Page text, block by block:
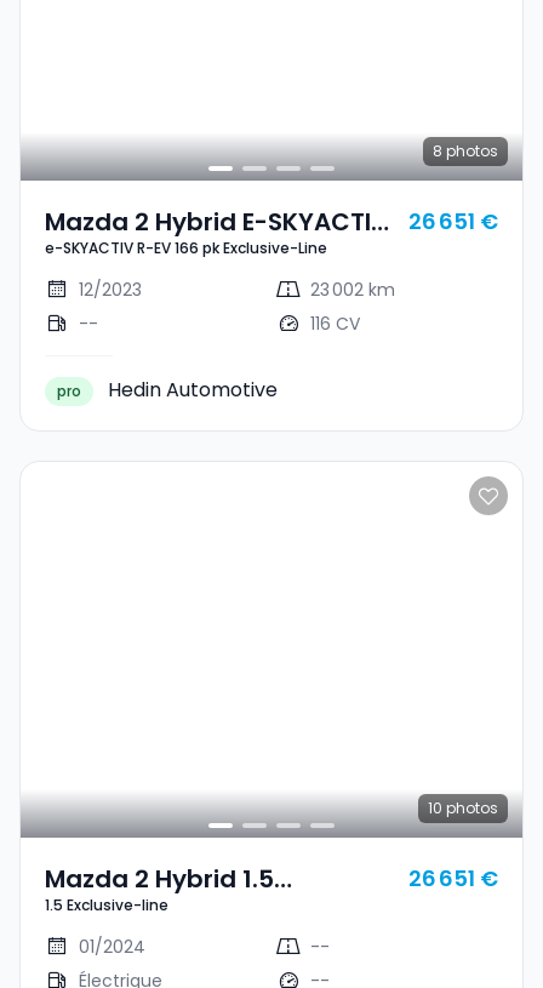
8 photos
Mazda 2 Hybrid E-SKYACTIV
R-EV 166 Pk Exclusive-Line
e-SKYACTIV R-EV 166 pk Exclusive-Line
26 651 €
12/2023
23 002 km
--
116 CV
pro Hedin Automotive
10 photos
Mazda 2 Hybrid 1.5
Exclusive-Line
1.5 Exclusive-line
26 651 €
01/2024
--
Électrique
--